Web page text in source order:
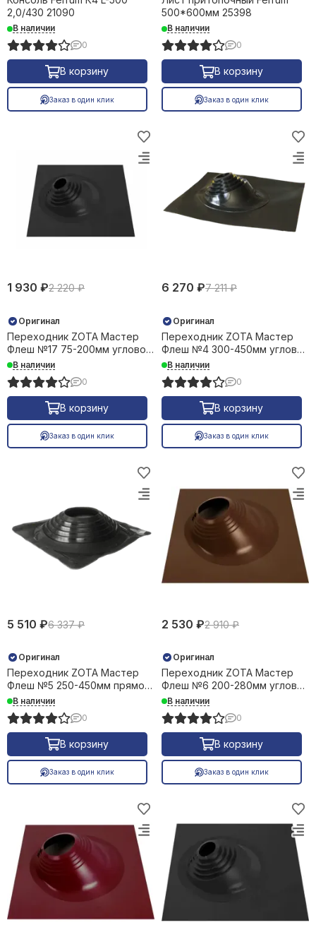
2,0/430 21090
В наличии
0
В корзину
Заказ в один клик
500*600мм 25398
В наличии
0
В корзину
Заказ в один клик
1 930 ₽2 220 ₽
Оригинал
Переходник ZOTA Мастер
Флеш №17 75-200мм угловой
силикон черный +240С 36741
В наличии
0
В корзину
Заказ в один клик
6 270 ₽7 211 ₽
Оригинал
Переходник ZOTA Мастер
Флеш №4 300-450мм угловой
силикон черный +240С 38832
В наличии
0
В корзину
Заказ в один клик
5 510 ₽6 337 ₽
Оригинал
Переходник ZOTA Мастер
Флеш №5 250-450мм прямой
силикон черный +240С 38833
В наличии
0
В корзину
Заказ в один клик
2 530 ₽2 910 ₽
Оригинал
Переходник ZOTA Мастер
Флеш №6 200-280мм угловой
силикон коричневый +240С
35844
В наличии
0
В корзину
Заказ в один клик